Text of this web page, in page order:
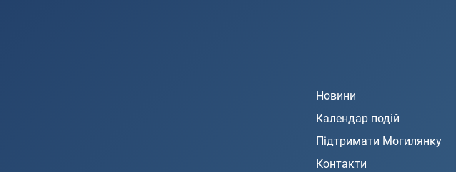
Новини
Календар подій
Підтримати Могилянку
Контакти